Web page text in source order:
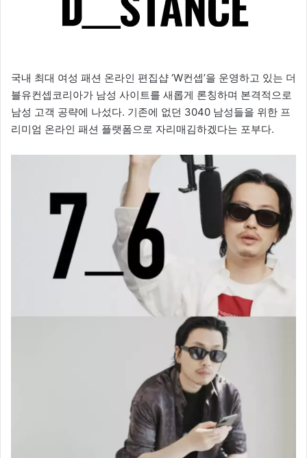
국내 최대 여성 패션 온라인 편집샵 ‘W컨셉’을 운영하고 있는 더
블유컨셉코리아가 남성 사이트를 새롭게 론칭하며 본격적으로
남성 고객 공략에 나섰다. 기존에 없던 3040 남성들을 위한 프
리미엄 온라인 패션 플랫폼으로 자리매김하겠다는 포부다.